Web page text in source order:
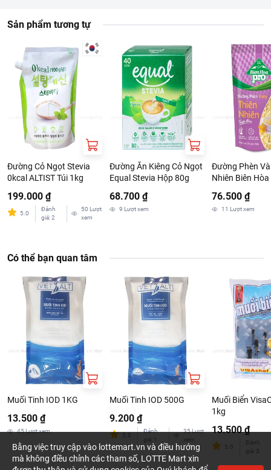
Đơn giá sản phẩm chưa gồm phí giao hàng tùy theo khu vực và
đơn hàng của Quý khách, vui lòng xem chính sách tại:
https://www.lottemart.vn/vi-nsg/faq/39
Thông tin nhà cung cấp:
Tên công ty: CONG TY TNHH SOLVE ASIA (VIET NAM)
Địa chỉ: SO 11 NGACH 172/1 DUONG NGUYEN TUAN,
PHUONG THANH XUAN, THANH PHO HA NOI, VIET NAM
Sản phẩm tương tự
Đường Cỏ Ngọt Stevia
0kcal ALTIST Túi 1kg
199.000 ₫
5.0
Đánh
giá:2
50 Lượt
xem
Đường Ăn Kiêng Cỏ Ngọt
Equal Stevia Hộp 80g
68.700 ₫
9 Lượt xem
Đường Phèn
Nhiên Biên
76.500 ₫
11 Lượt xem
Có thể bạn quan tâm
Muối Tinh IOD 1KG
13.500 ₫
45Lượt xem
Muối Tinh IOD 500G
9.200 ₫
5.0
Đánh
giá
35Lượt
xem
Muối Biển
1kg
13.500 ₫
5.0
Đánh
giá
3
Bằng việc truy cập vào lottemart.vn và điều hướng
mà không điều chỉnh các tham số, LOTTE Mart xin